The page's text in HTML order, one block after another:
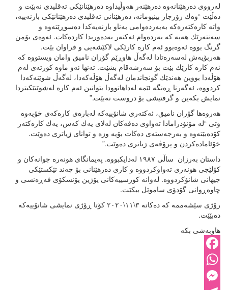
له‌رووی ده‌رهێنانه‌وه‌ ده‌رهێنه‌ر هه‌وڵیداوه‌ ده‌رهێنانێكی ته‌قلیدی نه‌بێت و
ده‌ڵێت “وه‌‌ك زۆرجار بینیومانه‌، ده‌رهێنانی ته‌قلیدی ده‌رهێنانێكی بازنه‌ییه،‌
واته‌ كاره‌كته‌ره‌كه‌ به‌به‌رده‌وامی به‌ناو بازنه‌یه‌كدا ده‌سوڕێته‌وه‌ و
سه‌نته‌رێك هه‌یه‌ كه‌ به‌رده‌وام ئه‌كته‌ر به‌ده‌وریدا كارده‌كات. ئه‌وه‌ی بۆمن
گرنگ بووه‌ ئه‌وه‌بوو ئه‌م كاره‌ كارێكی لاكێشه‌یی و فراوان بێت.
هه‌ربۆیه‌ش له‌سه‌ره‌تادا له‌گه‌ڵ هاوڕێم گۆران نامیق وامان ویستووه‌ كه‌
ئه‌م كاره‌ كارێك بێت بۆ سه‌‌رشه‌قام بشێت. ته‌نها ئه‌و ماوه‌ كورته‌ی له‌م
هۆڵه‌دا بووین هه‌ندێك گونجاندمان له‌گه‌ڵ هۆڵه‌كه‌دا، له‌گه‌ڵ شوێنه‌كه‌دا
كردووه‌، ئه‌گه‌رنا ڕه‌نگه‌ ئێمه‌ له‌داهاتوودا بتوانین ئه‌م كاره‌ له‌شوێنێكیتردا
نمایش بكه‌ین و گرفتیشی بۆ دروست نه‌بێت.”
هه‌روه‌ها گۆران نامیق، ئه‌كته‌ری شانۆییه‌كه‌ له‌باره‌ی كاره‌كه‌ی خۆیه‌وه‌
وتی “له‌ مۆنۆدرامادا ته‌واوی ده‌قه‌كان له‌لای یه‌ك كه‌س، یه‌ك كاره‌كته‌ر
كۆده‌بێته‌وه‌ و به‌رجه‌سته‌ی ده‌كات بۆیه‌ وزه‌ و توانای ز یاتری ده‌وێت.
خۆئاماده‌كردن و پرۆڤه‌ی زیاتری ده‌وێت.”
داستان بەرزان ساڵی ١٩٨٧ له‌دایكبووه‌. پەیمانگای هونەرە جوانەکان و
کۆلێجی هونەری تەواوکردووە و کاری دەرهێنانی بۆ چەند تێکستێکی
جیهانی شانۆکردووە. لەوانە کورسییەکانی یۆژین یۆنسکۆی فەڕەنسی و
چاوەڕوانی گۆدۆی ساموێل بیکێت.
رۆژى سێشه‌ممه‌ كه‌ ده‌كاته‌ ٣\١١\٢٠٢٠ كۆتا ڕۆژی نمایشی شانۆییه‌كه‌
ده‌بێێت.
هاوبەشی بکە
Facebook
WhatsApp